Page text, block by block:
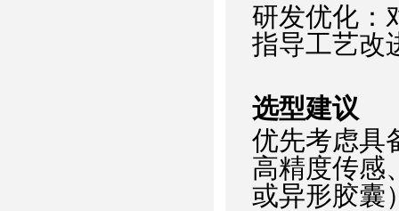
研发优化‌：
指导工艺改
选型建议
优先考虑具
高精度传感‌
或异形胶囊